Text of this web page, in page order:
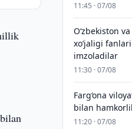
11:45 · 07/08
Oʻzbekiston
xoʻjaligi
imzoladilar
11:30 · 07/08
Farg‘ona
bilan
11:20 · 07/08